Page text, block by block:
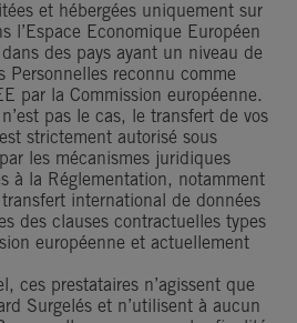
et hébergées uniquement sur
l’Espace Economique Européen
des pays ayant un niveau de
Personnelles reconnu comme
par la Commission européenne.
pas le cas, le transfert de vos
strictement autorisé sous
les mécanismes juridiques
à la Réglementation, notamment
international de données
des clauses contractuelles types
européenne et actuellement
ces prestataires n’agissent que
Surgelés et n’utilisent à aucun